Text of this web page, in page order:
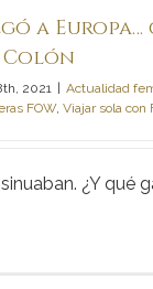
a
Colón
2021 | Actualidad
FOW, Viajar sola con
¿Y qué